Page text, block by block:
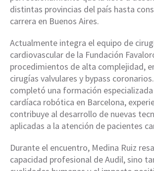
distintas provincias del país hasta
carrera en Buenos Aires.
Actualmente integra el equipo de
cardiovascular de la Fundación
procedimientos de alta complejidad,
cirugías valvulares y bypass
completó una formación
cardíaca robótica en Barcelona,
contribuye al desarrollo de nuevas
aplicadas a la atención de pacientes
Durante el encuentro, Medina Ruiz
capacidad profesional de Audil, sino